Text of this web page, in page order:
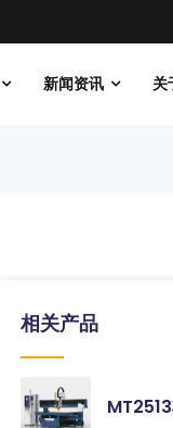
新闻资讯 关
相关产品